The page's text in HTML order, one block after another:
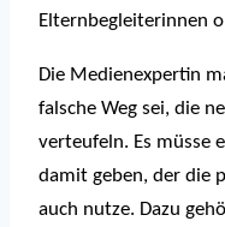
Elternbegleiterinnen
Die Medienexpertin
falsche Weg sei, die
verteufeln. Es müsse
damit geben, der die
auch nutze. Dazu